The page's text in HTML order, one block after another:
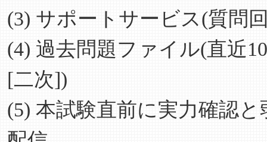
(3) サポートサービス(質問
(4) 過去問題ファイル(直近
[二次])
(5) 本試験直前に実力確認